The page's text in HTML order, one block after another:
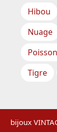
bijoux
Hibou
Nuage
Poisson
Tigre